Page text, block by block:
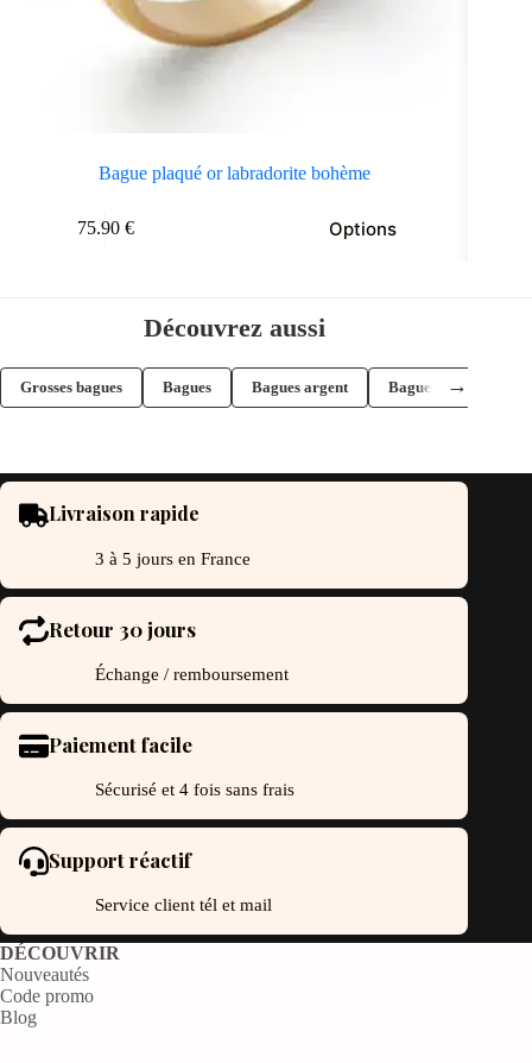
Bague plaqué or labradorite bohème
75.90 € Options
être
choisies
du
Découvrez aussi
Grosses bagues Bagues Bagues argent Bagues pastille
→
Livraison rapide
3 à 5 jours en France
Retour 30 jours
Échange / remboursement
Paiement facile
Sécurisé et 4 fois sans frais
Support réactif
Service client tél et mail
DÉCOUVRIR
Nouveautés
Code promo
Blog